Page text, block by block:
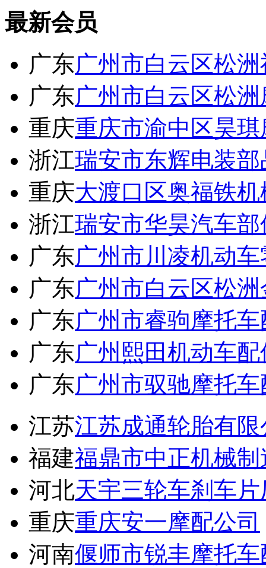
最新会员
广东广州市白云区松
广东广州市白云区松
重庆重庆市渝中区昊
浙江瑞安市东辉电装
重庆大渡口区奥福铁机
浙江瑞安市华昊汽车
广东广州市川凌机动
广东广州市白云区松
广东广州市睿驹摩托
广东广州熙田机动车
广东广州市驭驰摩托
江苏江苏成通轮胎有限
福建福鼎市中正机械
河北天宇三轮车刹车片
重庆重庆安一摩配公司
河南偃师市锐丰摩托